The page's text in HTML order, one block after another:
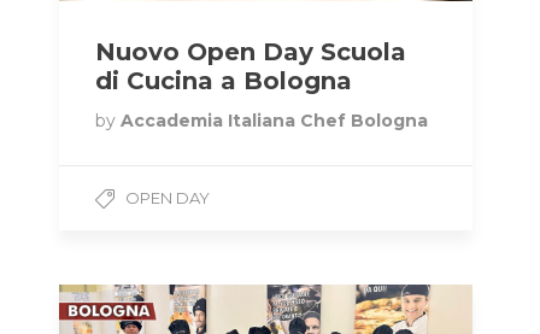
Nuovo Open Day Scuola
di Cucina a Bologna
by Accademia Italiana Chef Bologna
OPEN DAY